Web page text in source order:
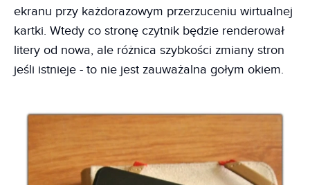
ekranu przy każdorazowym przerzuceniu wirtualnej
kartki. Wtedy co stronę czytnik będzie renderował
litery od nowa, ale różnica szybkości zmiany stron
jeśli istnieje - to nie jest zauważalna gołym okiem.